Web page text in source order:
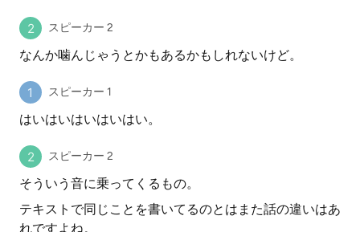
スピーカー 2
なんか噛んじゃうとかもあるかもしれないけど。
スピーカー 1
はいはいはいはいはい。
スピーカー 2
そういう音に乗ってくるもの。
テキストで同じことを書いてるのとはまた話の違いはあ
れですよね。